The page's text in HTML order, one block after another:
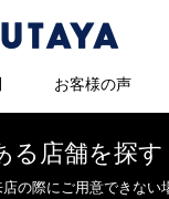
お客様の声
る店舗を探す
店の際にご用意できない